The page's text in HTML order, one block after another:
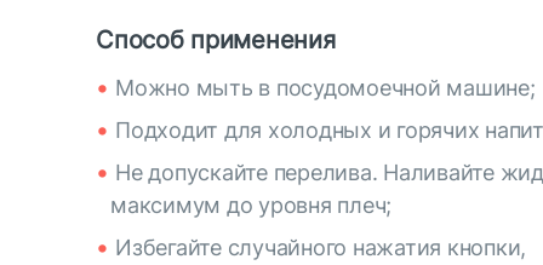
Способ применения
Можно мыть в посудомоечной машине;
Подходит для холодных и горячих
Не допускайте перелива. Наливайте
максимум до уровня плеч;
Избегайте случайного нажатия кнопки,